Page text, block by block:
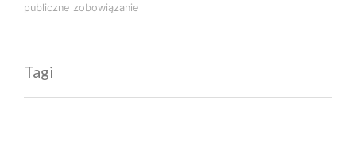
publiczne zobowiązanie
Tagi